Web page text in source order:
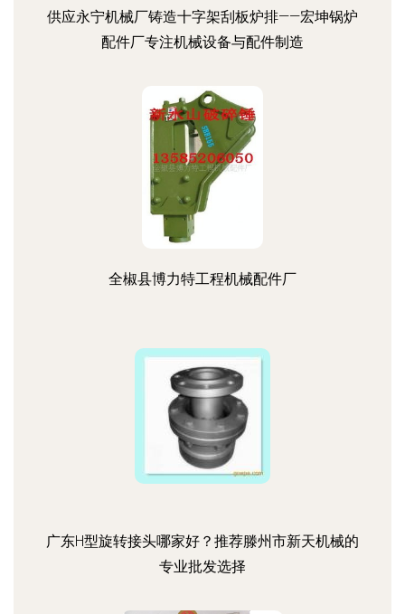
供应永宁机械厂铸造十字架刮板炉排——宏坤锅炉
配件厂专注机械设备与配件制造
全椒县博力特工程机械配件厂
广东H型旋转接头哪家好？推荐滕州市新天机械的
专业批发选择